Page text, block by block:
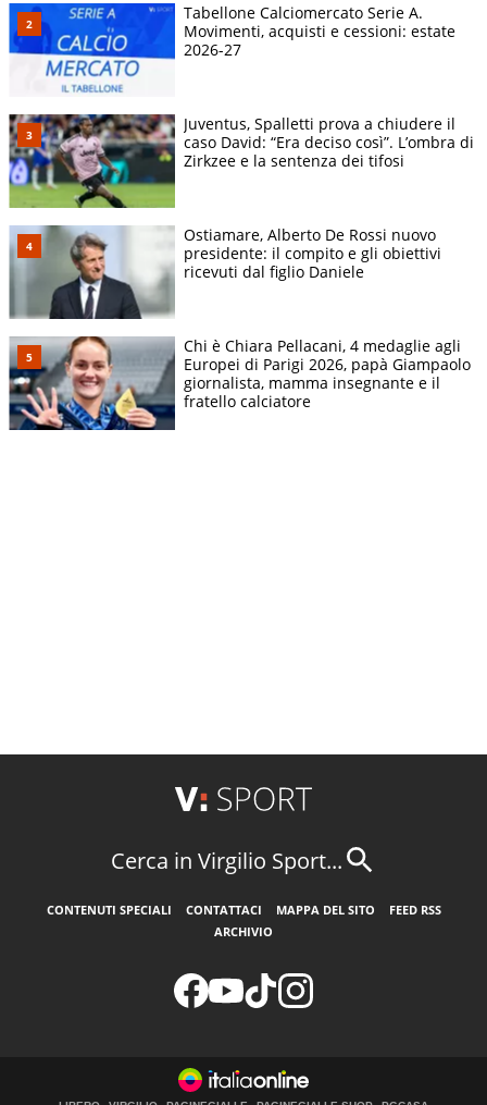
Tabellone Calciomercato Serie A.
Movimenti, acquisti e cessioni: estate
2026-27
Juventus, Spalletti prova a chiudere il
caso David: “Era deciso così”. L’ombra di
Zirkzee e la sentenza dei tifosi
Ostiamare, Alberto De Rossi nuovo
presidente: il compito e gli obiettivi
ricevuti dal figlio Daniele
Chi è Chiara Pellacani, 4 medaglie agli
Europei di Parigi 2026, papà Giampaolo
giornalista, mamma insegnante e il
fratello calciatore
Cerca in Virgilio Sport...
CONTENUTI SPECIALI CONTATTACI MAPPA DEL SITO
FEED RSS
ARCHIVIO